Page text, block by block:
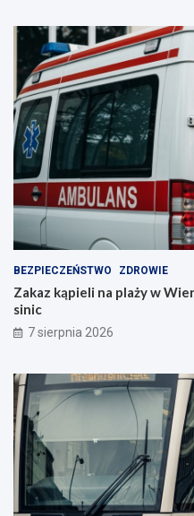
BEZPIECZEŃSTWO ZDROWIE
Zakaz kąpieli na plaży w
sinic
7 sierpnia 2026